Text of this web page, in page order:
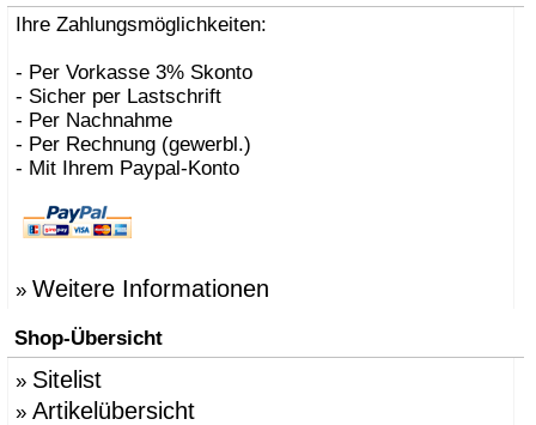
Ihre Zahlungsmöglichkeiten:
- Per Vorkasse 3% Skonto
- Sicher per Lastschrift
- Per Nachnahme
- Per Rechnung (gewerbl.)
- Mit Ihrem Paypal-Konto
» Weitere Informationen
Shop-Übersicht
» Sitelist
» Artikelübersicht